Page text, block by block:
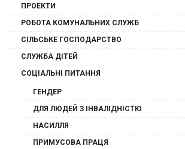
ПРОЕКТИ
РОБОТА КОМУНАЛЬНИХ СЛУЖБ
СІЛЬСЬКЕ ГОСПОДАРСТВО
СЛУЖБА ДІТЕЙ
СОЦІАЛЬНІ ПИТАННЯ
ГЕНДЕР
ДЛЯ ЛЮДЕЙ З ІНВАЛІДНІСТЮ
НАСИЛЛЯ
ПРИМУСОВА ПРАЦЯ